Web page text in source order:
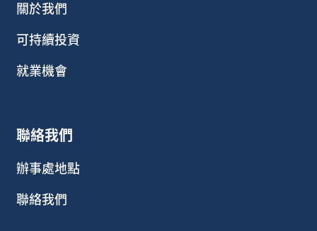
關於我們
可持續投資
就業機會
聯絡我們
辦事處地點
聯絡我們